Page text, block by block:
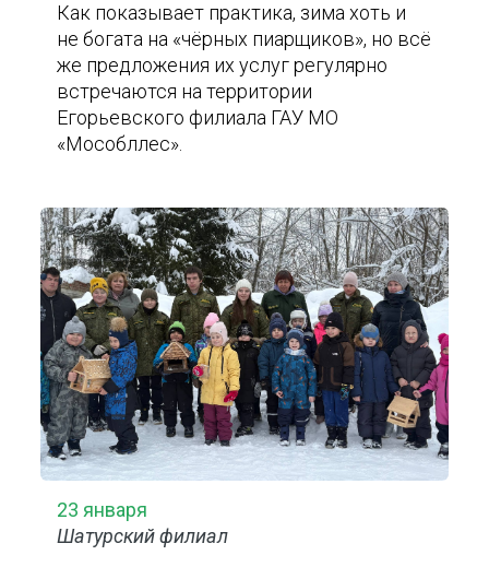
Как показывает практика, зима хоть и
не богата на «чёрных пиарщиков», но всё
же предложения их услуг регулярно
встречаются на территории
Егорьевского филиала ГАУ МО
«Мособллес».
23 января
Шатурский филиал